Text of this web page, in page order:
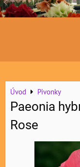
Úvod Pivonky
Paeonia
Rose